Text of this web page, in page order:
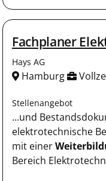
Fachplaner
Hays AG
Hamburg
Stellenangebot
...und
elektrotechnische
mit einer
Bereich